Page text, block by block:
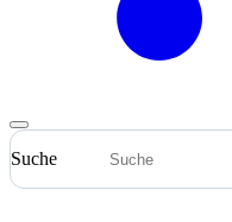
Suche